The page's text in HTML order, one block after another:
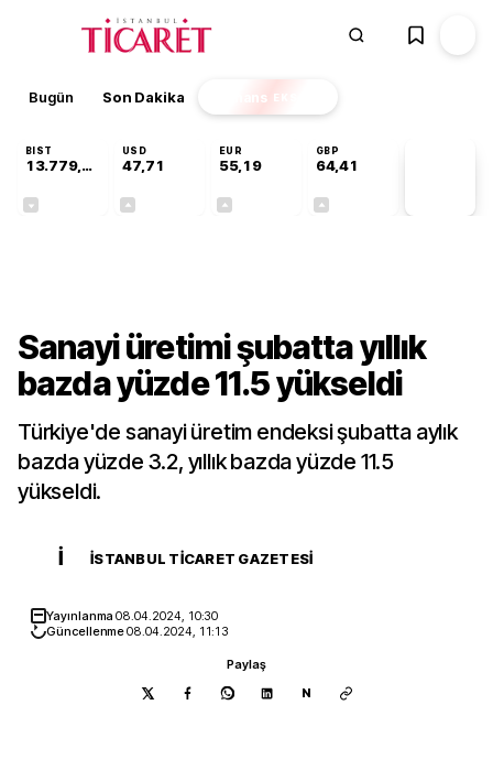
Bugün Son Dakika Finans EKSTRA
BIST
13.779,39
USD
47,71
EUR
55,19
GBP
64,41
Sanayi üretimi şubatta yıllık
bazda yüzde 11.5 yükseldi
Türkiye'de sanayi üretim endeksi şubatta aylık
bazda yüzde 3.2, yıllık bazda yüzde 11.5
yükseldi.
İ İSTANBUL TICARET GAZETESI
Yayınlanma08.04.2024, 10:30
Güncellenme08.04.2024, 11:13
Paylaş
N